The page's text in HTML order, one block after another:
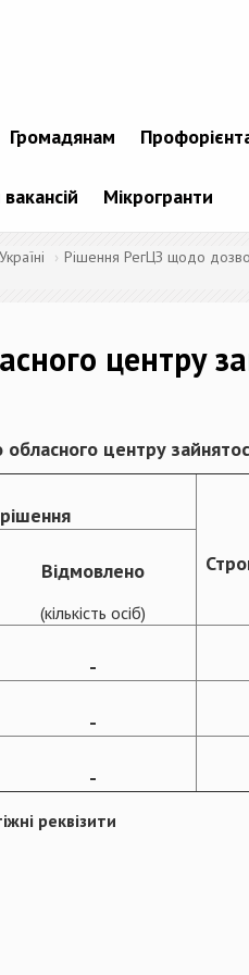
Громадянам
Мікрогранти
Рішення РегЦЗ щодо
центру
центру
Відмовлено
(кількість осіб)
-
-
-
реквізити